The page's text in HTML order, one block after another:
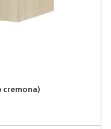
cremona)